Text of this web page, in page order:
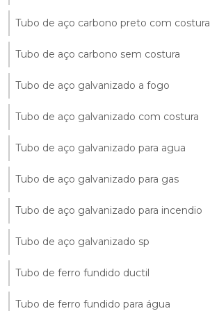
Tubo de aço carbono preto com costura
Tubo de aço carbono sem costura
Tubo de aço galvanizado a fogo
Tubo de aço galvanizado com costura
Tubo de aço galvanizado para agua
Tubo de aço galvanizado para gas
Tubo de aço galvanizado para incendio
Tubo de aço galvanizado sp
Tubo de ferro fundido ductil
Tubo de ferro fundido para água